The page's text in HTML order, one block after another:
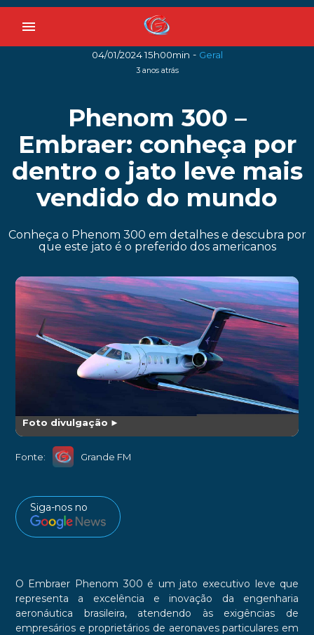
menu
04/01/2024 15h00min - Geral
3 anos atrás
Phenom 300 –
Embraer: conheça por
dentro o jato leve mais
vendido do mundo
Conheça o Phenom 300 em detalhes e descubra por
que este jato é o preferido dos americanos
Foto divulgação ►
Fonte: Grande FM
Siga-nos no
O Embraer Phenom 300 é um jato executivo leve que
representa a excelência e inovação da engenharia
aeronáutica brasileira, atendendo às exigências de
empresários e proprietários de aeronaves particulares em